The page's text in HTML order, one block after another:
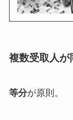
複数受取人が
等分が原則。